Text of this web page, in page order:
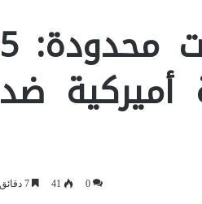
جغرافيا معقّدة وخيارات محدودة: 5
أميركية ضد
0
41 7 دقائق